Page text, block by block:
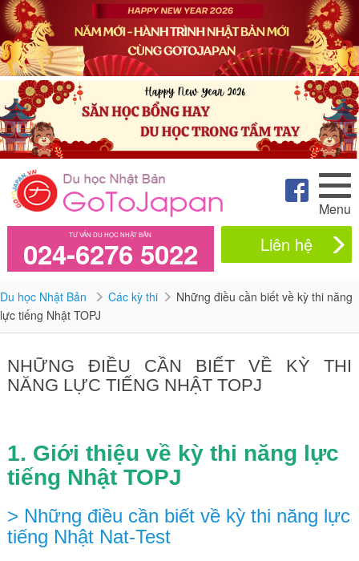
Menu
TƯ VẤN DU HỌC NHẬT BẢN
024-6276 5022 Liên hệ
Du học Nhật Bản Các kỳ thi
Những điều cần biết về kỳ thi năng
lực tiếng Nhật TOPJ
NHỮNG ĐIỀU CẦN BIẾT VỀ KỲ THI
NĂNG LỰC TIẾNG NHẬT TOPJ
1. Giới thiệu về kỳ thi năng lực
tiếng Nhật TOPJ
> Những điều cần biết về kỳ thi năng lực
tiếng Nhật Nat-Test